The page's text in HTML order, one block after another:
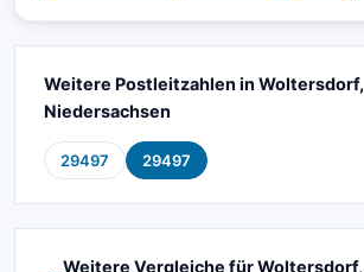
Weitere Postleitzahlen in Woltersdorf,
Niedersachsen
29497 29497
Weitere Vergleiche für Woltersdorf,